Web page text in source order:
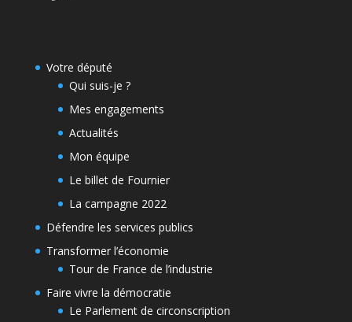
Votre député
Qui suis-je ?
Mes engagements
Actualités
Mon équipe
Le billet de Fournier
La campagne 2022
Défendre les services publics
Transformer l’économie
Tour de France de l’industrie
Faire vivre la démocratie
Le Parlement de circonscription